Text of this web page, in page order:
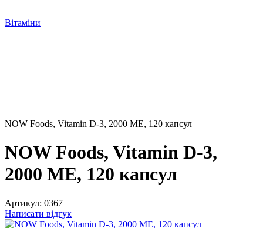
Вітаміни
NOW Foods, Vitamin D-3, 2000 МЕ, 120 капсул
NOW Foods, Vitamin D-3,
2000 МЕ, 120 капсул
Артикул: 0367
Написати відгук